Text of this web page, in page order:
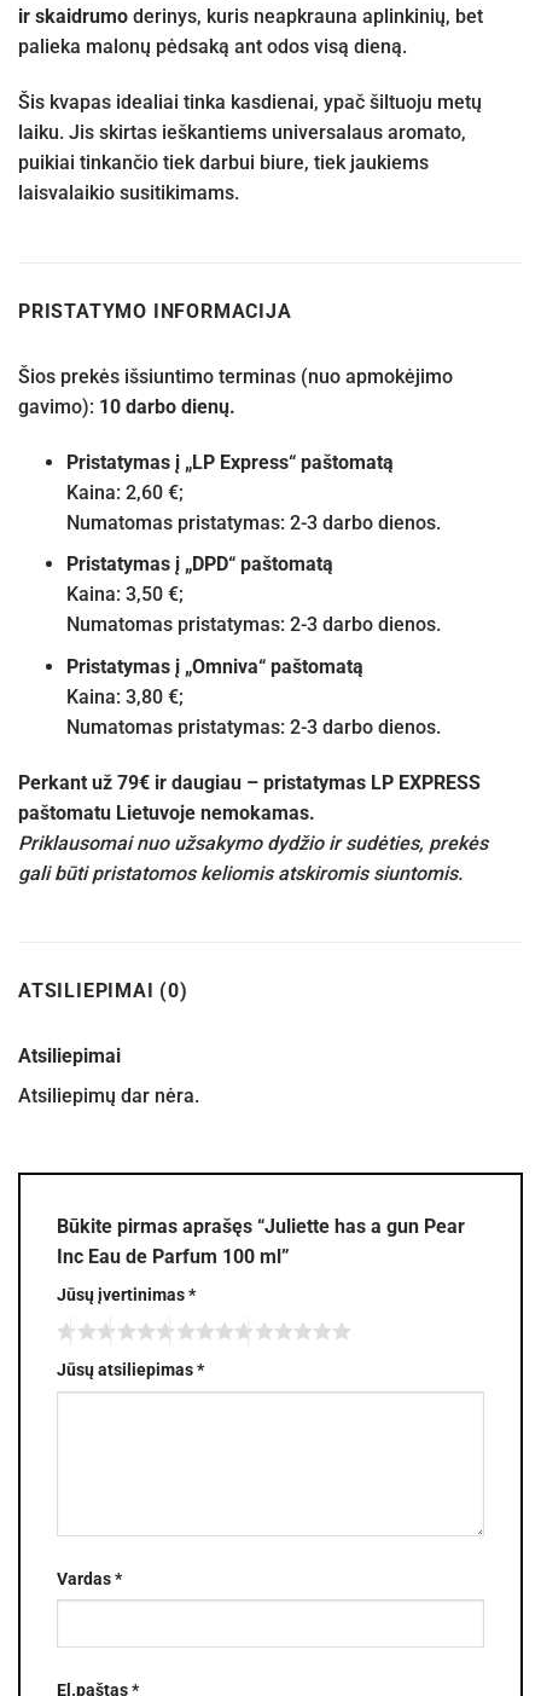
ir skaidrumo derinys, kuris neapkrauna aplinkinių, bet
palieka malonų pėdsaką ant odos visą dieną.
Šis kvapas idealiai tinka kasdienai, ypač šiltuoju metų
laiku. Jis skirtas ieškantiems universalaus aromato,
puikiai tinkančio tiek darbui biure, tiek jaukiems
laisvalaikio susitikimams.
PRISTATYMO INFORMACIJA
Šios prekės išsiuntimo terminas (nuo apmokėjimo
gavimo): 10 darbo dienų.
Pristatymas į „LP Express“ paštomatą
Kaina: 2,60 €;
Numatomas pristatymas: 2-3 darbo dienos.
Pristatymas į „DPD“ paštomatą
Kaina: 3,50 €;
Numatomas pristatymas: 2-3 darbo dienos.
Pristatymas į „Omniva“ paštomatą
Kaina: 3,80 €;
Numatomas pristatymas: 2-3 darbo dienos.
Perkant už 79€ ir daugiau – pristatymas LP EXPRESS
paštomatu Lietuvoje nemokamas.
Priklausomai nuo užsakymo dydžio ir sudėties, prekės
gali būti pristatomos keliomis atskiromis siuntomis.
ATSILIEPIMAI (0)
Atsiliepimai
Atsiliepimų dar nėra.
Būkite pirmas aprašęs “Juliette has a gun Pear
Inc Eau de Parfum 100 ml”
Jūsų įvertinimas*
Jūsų atsiliepimas*
Vardas*
El.paštas*